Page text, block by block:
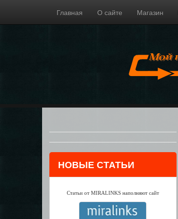
Главная О сайте Магазин
НОВЫЕ СТАТЬИ
Статьи от MIRALINKS наполняют сайт